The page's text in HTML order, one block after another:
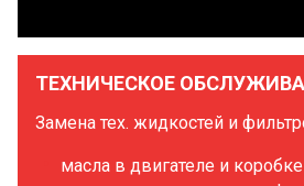
ТЕХНИЧЕСКОЕ
Замена тех. жидкостей и
масла в двигателе и